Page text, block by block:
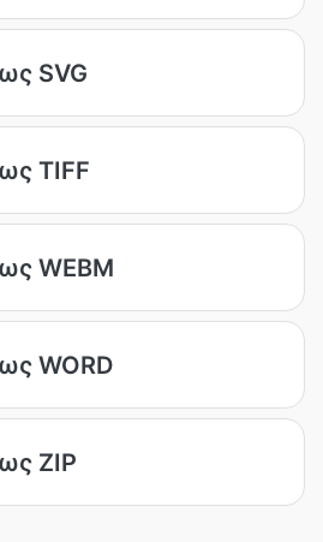
SVG
TIFF
WEBM
WORD
ZIP